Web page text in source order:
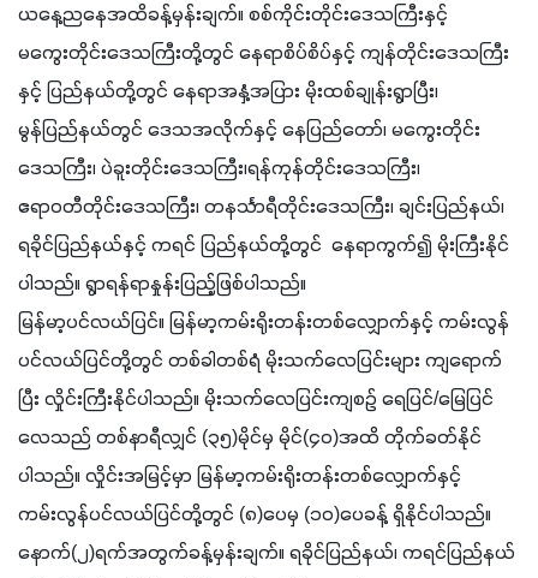
ယနေ့ညနေအထိခန့်မှန်းချက်။ စစ်ကိုင်းတိုင်းဒေသကြီးနှင့်
မကွေးတိုင်းဒေသကြီးတို့တွင် နေရာစိပ်စိပ်နှင့် ကျန်တိုင်းဒေသကြီး
နှင့် ပြည်နယ်တို့တွင် နေရာအနှံ့အပြား မိုးထစ်ချုန်းရွာပြီး၊
မွန်ပြည်နယ်တွင် ဒေသအလိုက်နှင့် နေပြည်တော်၊ မကွေးတိုင်း
ဒေသကြီး၊ ပဲခူးတိုင်းဒေသကြီး၊ရန်ကုန်တိုင်းဒေသကြီး၊
ဧရာဝတီတိုင်းဒေသကြီး၊ တနင်္သာရီတိုင်းဒေသကြီး၊ ချင်းပြည်နယ်၊
ရခိုင်ပြည်နယ်နှင့် ကရင် ပြည်နယ်တို့တွင်  နေရာကွက်၍ မိုးကြီးနိုင်
ပါသည်။ ရွာရန်ရာနှုန်းပြည့်ဖြစ်ပါသည်။
မြန်မာ့ပင်လယ်ပြင်။ မြန်မာ့ကမ်းရိုးတန်းတစ်လျှောက်နှင့် ကမ်းလွန်
ပင်လယ်ပြင်တို့တွင် တစ်ခါတစ်ရံ မိုးသက်လေပြင်းများ ကျရောက်
ပြီး လှိုင်းကြီးနိုင်ပါသည်။ မိုးသက်လေပြင်းကျစဉ် ရေပြင်/မြေပြင်
လေသည် တစ်နာရီလျှင် (၃၅)မိုင်မှ မိုင်(၄၀)အထိ တိုက်ခတ်နိုင်
ပါသည်။ လှိုင်းအမြင့်မှာ မြန်မာ့ကမ်းရိုးတန်းတစ်လျှောက်နှင့်
ကမ်းလွန်ပင်လယ်ပြင်တို့တွင် (၈)ပေမှ (၁၀)ပေခန့် ရှိနိုင်ပါသည်။
နောက်(၂)ရက်အတွက်ခန့်မှန်းချက်။ ရခိုင်ပြည်နယ်၊ ကရင်ပြည်နယ်